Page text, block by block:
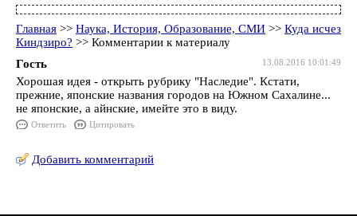
Главная >> Наука, История, Образование, СМИ >> Куда исчез
Киндзиро? >> Комментарии к материалу
13.08.2016 10:01:49
Гость
Хорошая идея - открыть рубрику "Наследие". Кстати,
прежние, японские названия городов на Южном Сахалине...
не японские, а айнские, имейте это в виду.
Ответить Цитировать
Добавить комментарий